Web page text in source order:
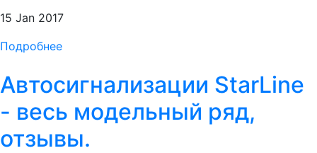
15 Jan 2017
Подробнее
Автосигнализации StarLine
- весь модельный ряд,
отзывы.